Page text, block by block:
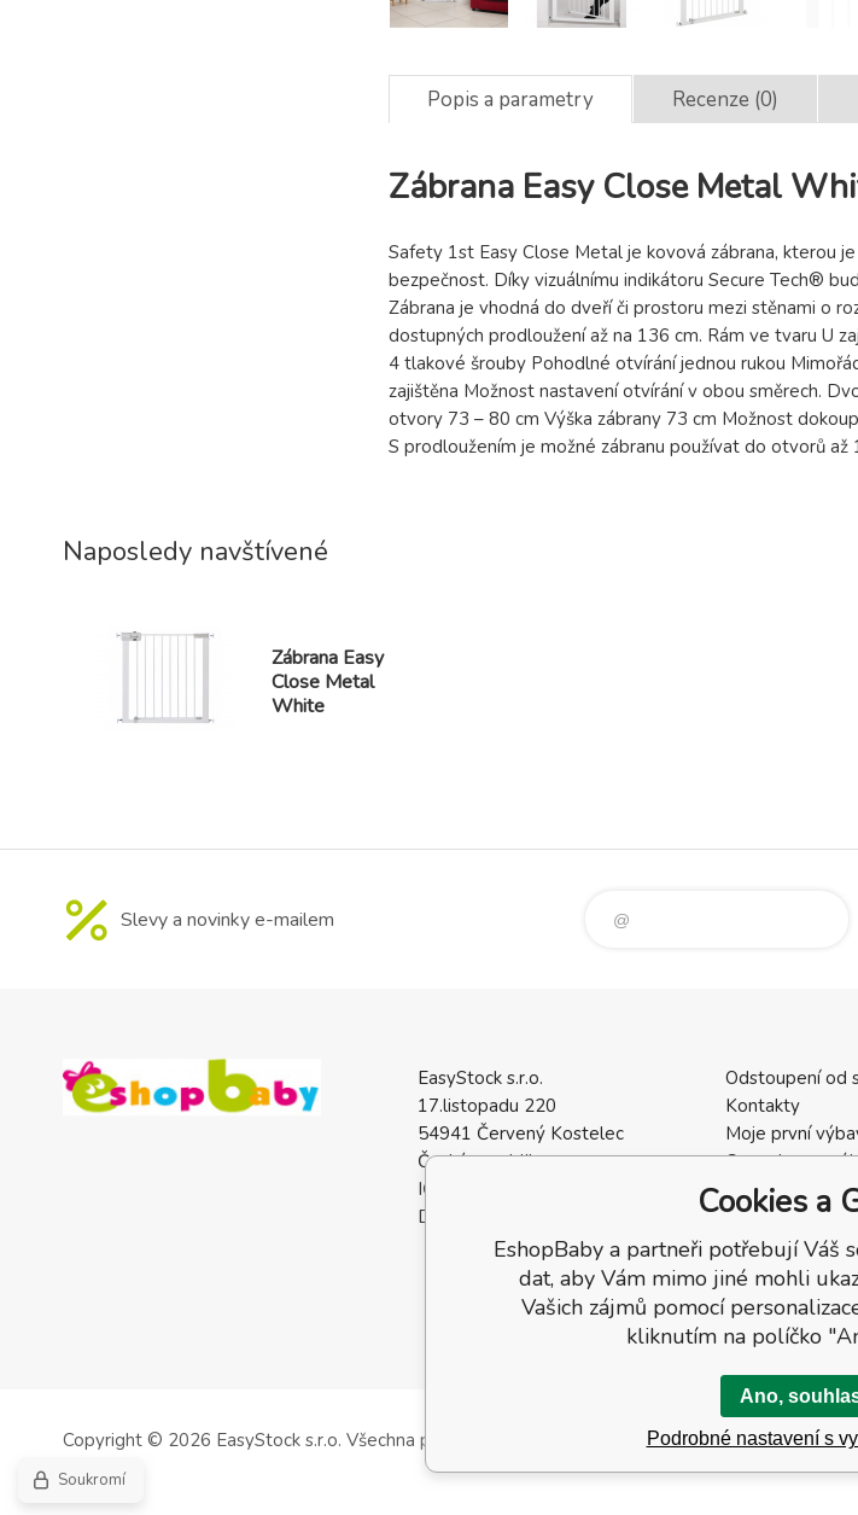
Popis a parametry Recenze (0)
Zábrana Easy Close Metal
Safety 1st Easy Close Metal je kovová zábrana, kterou
bezpečnost. Díky vizuálnímu indikátoru Secure Tech®
Zábrana je vhodná do dveří či prostoru mezi stěnami o
dostupných prodloužení až na 136 cm. Rám ve tvaru U
4 tlakové šrouby Pohodlné otvírání jednou rukou
zajištěna Možnost nastavení otvírání v obou směrech.
otvory 73 – 80 cm Výška zábrany 73 cm Možnost
S prodloužením je možné zábranu používat do otvorů až
Naposledy navštívené
Zábrana Easy
Close Metal
White
Slevy a novinky e-mailem
EasyStock s.r.o.
17.listopadu 220
54941 Červený Kostelec
Česká republika
IČO: 07727402
DIČ: CZ07727402
Odstoupení od
Kontakty
Moje první
Ceny
Vrácení zboží /
Reklamace
Recenze
Copyright © 2026 EasyStock s.r.o. Všechna práva vyhrazena.
Cookies a
EshopBaby a partneři potřebují Váš
dat, aby Vám mimo jiné mohli
Vašich zájmů pomocí
kliknutím na políčko
Ano,
Podrobné nastavení s
Soukromí